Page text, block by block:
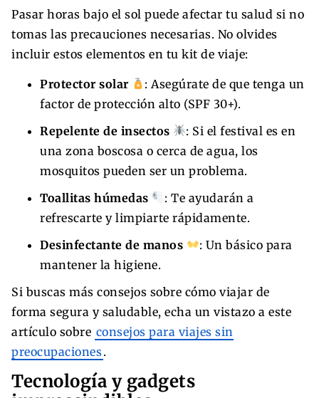
Pasar horas bajo el sol puede afectar tu salud si no
tomas las precauciones necesarias. No olvides
incluir estos elementos en tu kit de viaje:
Protector solar
: Asegúrate de que tenga un
factor de protección alto (SPF 30+).
Repelente de insectos
: Si el festival es en
una zona boscosa o cerca de agua, los
mosquitos pueden ser un problema.
Toallitas húmedas
: Te ayudarán a
refrescarte y limpiarte rápidamente.
Desinfectante de manos
: Un básico para
mantener la higiene.
Si buscas más consejos sobre cómo viajar de
forma segura y saludable, echa un vistazo a este
artículo sobre consejos para viajes sin
preocupaciones.
Tecnología y gadgets